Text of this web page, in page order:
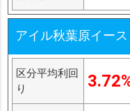
アイル秋葉原イース
区分平均利回
り